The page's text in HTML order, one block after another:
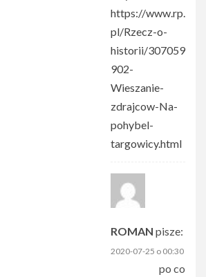
https://www.rp.
pl/Rzecz-o-
historii/307059
902-
Wieszanie-
zdrajcow-Na-
pohybel-
targowicy.html
ROMAN pisze:
2020-07-25 o 00:30
po co